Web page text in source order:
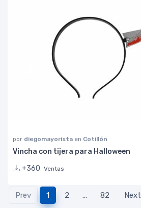
por diegomayorista en Cotillón
Vincha con tijera para Halloween
+360 Ventas
Prev 1 2 ... 82 Next